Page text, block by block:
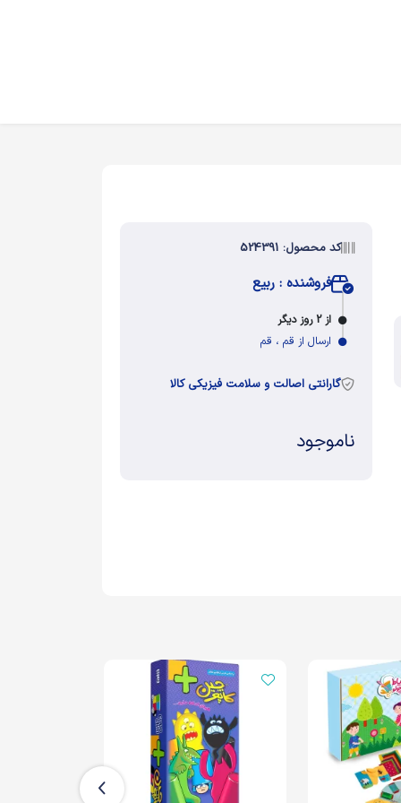
کد محصول: 524391
فروشنده : ربیع
از 2 روز دیگر
ارسال از قم ، قم
گارانتی اصالت و سلامت فیزیکی کالا
ناموجود